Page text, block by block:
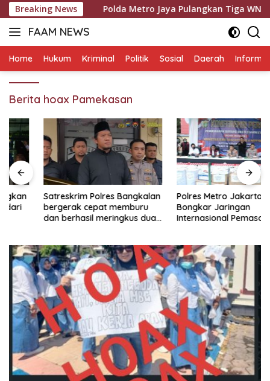
Langsung
ke
konten
Breaking NewsPolda Metro Jaya Pulangkan Tiga WNI Korban
FAAM NEWS
Mengungkap
Mengawal
Home Hukum Kriminal Politik Sosial Daerah
Berita hoax Pamekasan
Satreskrim Polres Bangkalan
bergerak cepat memburu
dan berhasil meringkus dua
Sidoarjo dan HP (25) warga
Tulungagung.
Polres Metro Jakarta Barat
Bongkar Jaringan
Internasional Pemasok
Barang Bukti 1,1 ton Senilai
Rp119 Miliar Dimusnahkan